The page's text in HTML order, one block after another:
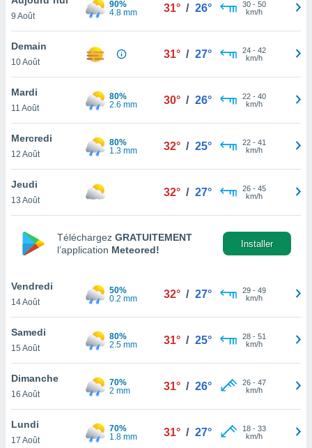
et
»,
au
vous
qu'ils
ou
le
ainsi
un
la
du
votre
9 Août
90%
4.8 mm
31° / 26° 30- 50
km/h
Demain
10 Août
31° / 27° 24- 42
km/h
Mardi
11 Août
80%
2.6 mm
30° / 26° 22- 40
km/h
Mercredi
12 Août
80%
1.3 mm
32° / 25° 22- 41
km/h
Jeudi
13 Août
32° / 27° 26- 45
km/h
Téléchargez GRATUITEMENT
l’application Meteored!
Installer
Vendredi
14 Août
50%
0.2 mm
32° / 27° 29- 49
km/h
Samedi
15 Août
80%
2.5 mm
31° / 25° 28- 51
km/h
Dimanche
16 Août
70%
2 mm
31° / 26° 26- 47
km/h
Lundi
17 Août
70%
1.8 mm
31° / 27° 18- 33
km/h